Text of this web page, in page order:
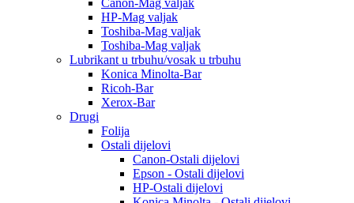
Canon-Mag valjak
HP-Mag valjak
Toshiba-Mag valjak
Toshiba-Mag valjak
Lubrikant u trbuhu/vosak u trbuhu
Konica Minolta-Bar
Ricoh-Bar
Xerox-Bar
Drugi
Folija
Ostali dijelovi
Canon-Ostali dijelovi
Epson - Ostali dijelovi
HP-Ostali dijelovi